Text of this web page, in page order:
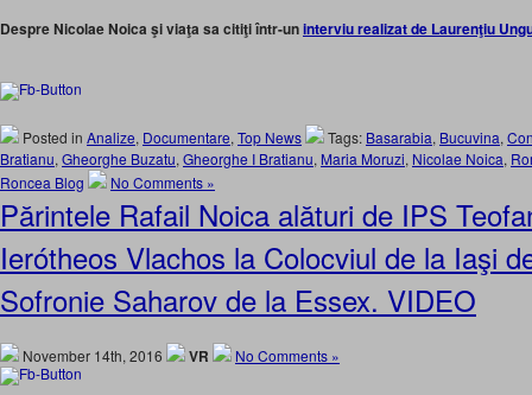
Despre Nicolae Noica şi viaţa sa citiţi într-uninterviu realizat de Laurenţiu
Posted in Analize, Documentare, Top News Tags: Basarabia, Bucuvina,
Bratianu, Gheorghe Buzatu, Gheorghe I Bratianu, Maria Moruzi, Nicolae Noica,
Roncea Blog
No Comments »
Părintele Rafail Noica alături de IPS
Ierótheos Vlachos la Colocviul de la Iaşi
Sofronie Saharov de la Essex. VIDEO
November 14th, 2016 VR No Comments »